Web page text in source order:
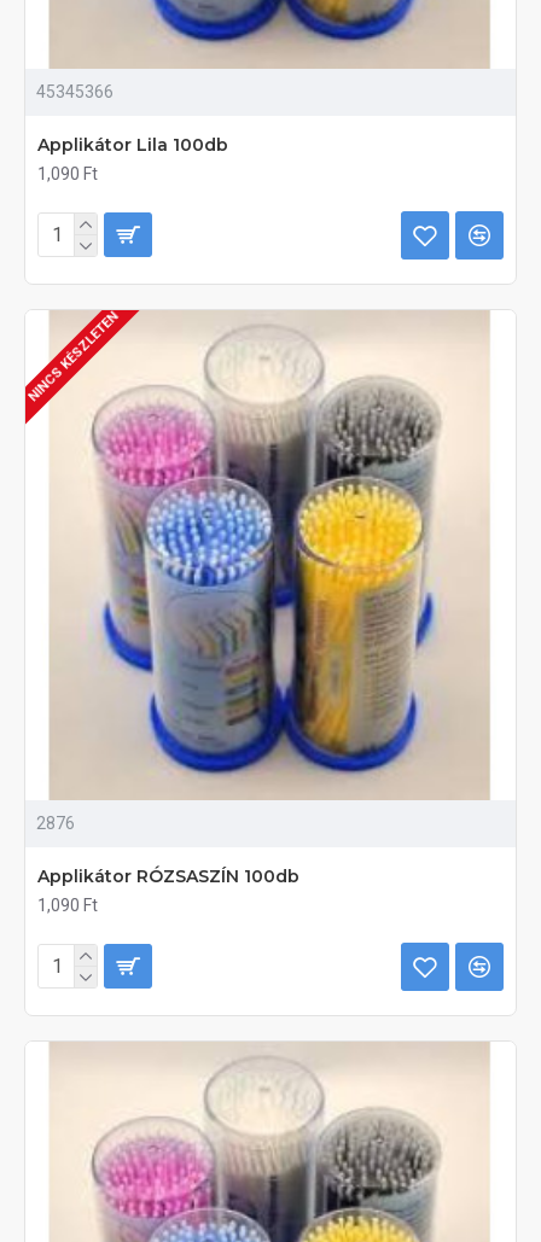
45345366
Applikátor Lila 100db
1,090 Ft
NINCS KÉSZLETEN
2876
Applikátor RÓZSASZÍN 100db
1,090 Ft